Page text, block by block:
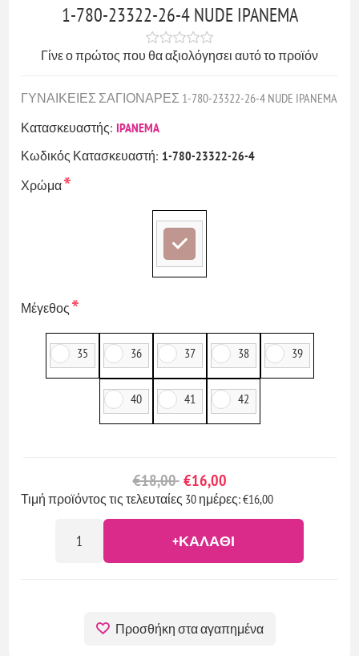
1-780-23322-26-4 NUDE IPANEMA
Γίνε ο πρώτος που θα αξιολόγησει αυτό το προϊόν
ΓΥΝΑΙΚΕΙΕΣ ΣΑΓΙΟΝΑΡΕΣ 1-780-23322-26-4 NUDE IPANEMA
Κατασκευαστής: IPANEMA
Κωδικός Κατασκευαστή: 1-780-23322-26-4
Χρώμα*
Μέγεθος*
35 36 37 38 39
40 41 42
€18,00 €16,00
Τιμή προϊόντος τις τελευταίες 30 ημέρες: €16,00
+ΚΑΛΆΘΙ
Προσθήκη στα αγαπημένα